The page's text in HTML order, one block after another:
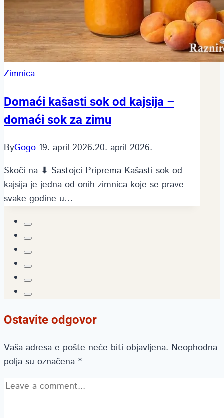
Zimnica
Domaći kašasti sok od kajsija –
domaći sok za zimu
ByGogo 19. april 2026.20. april 2026.
Skoči na ⬇ Sastojci Priprema Kašasti sok od
kajsija je jedna od onih zimnica koje se prave
svake godine u…
Ostavite odgovor
Vaša adresa e-pošte neće biti objavljena. Neophodna
polja su označena *